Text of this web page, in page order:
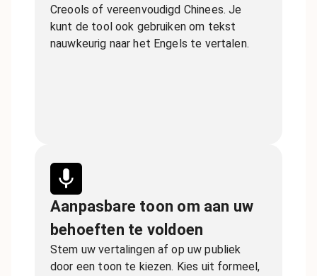
Creools of vereenvoudigd Chinees. Je
kunt de tool ook gebruiken om tekst
nauwkeurig naar het Engels te vertalen.
Aanpasbare toon om aan uw
behoeften te voldoen
Stem uw vertalingen af op uw publiek
door een toon te kiezen. Kies uit formeel,